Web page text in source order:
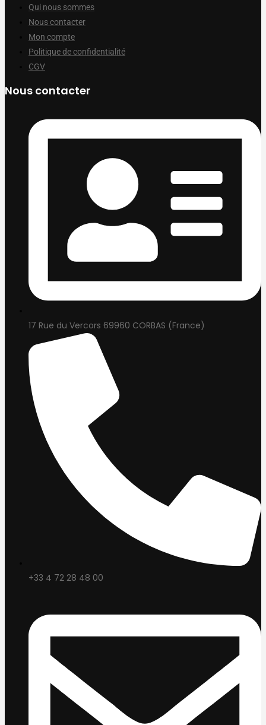
Qui nous sommes
Nous contacter
Mon compte
Politique de confidentialité
CGV
Nous contacter
17 Rue du Vercors 69960 CORBAS (France)
+33 4 72 28 48 00